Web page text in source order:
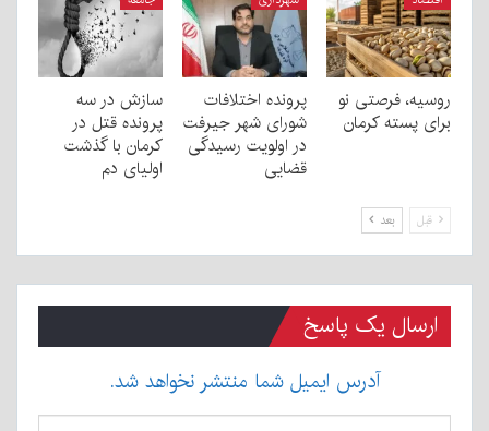
روسیه، فرصتی نو
برای پسته کرمان
پرونده اختلافات
شورای شهر جیرفت
در اولویت رسیدگی
قضایی
سازش در سه
پرونده قتل در
کرمان با گذشت
اولیای دم
قبل بعد
ارسال یک پاسخ
آدرس ایمیل شما منتشر نخواهد شد.